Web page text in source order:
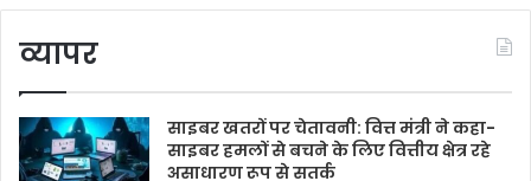
व्यापर
साइबर खतरों पर चेतावनी: वित्त मंत्री ने कहा-
साइबर हमलों से बचने के लिए वित्तीय क्षेत्र रहे
असाधारण रूप से सतर्क